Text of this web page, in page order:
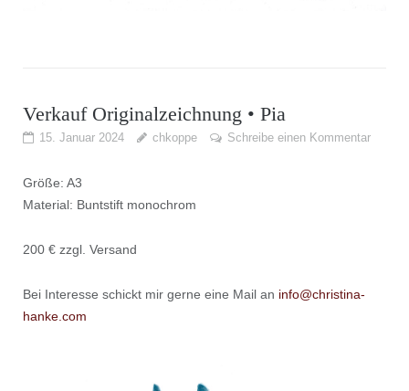
Verkauf Originalzeichnung • Pia
15. Januar 2024 chkoppe Schreibe einen Kommentar
Größe: A3
Material: Buntstift monochrom
200 € zzgl. Versand
Bei Interesse schickt mir gerne eine Mail an info@christina-
hanke.com